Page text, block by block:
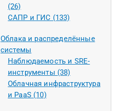
(26)
САПР и ГИС (133)
Облака и распределённые
системы
Наблюдаемость и SRE-
инструменты (38)
Облачная инфраструктура
и PaaS (10)